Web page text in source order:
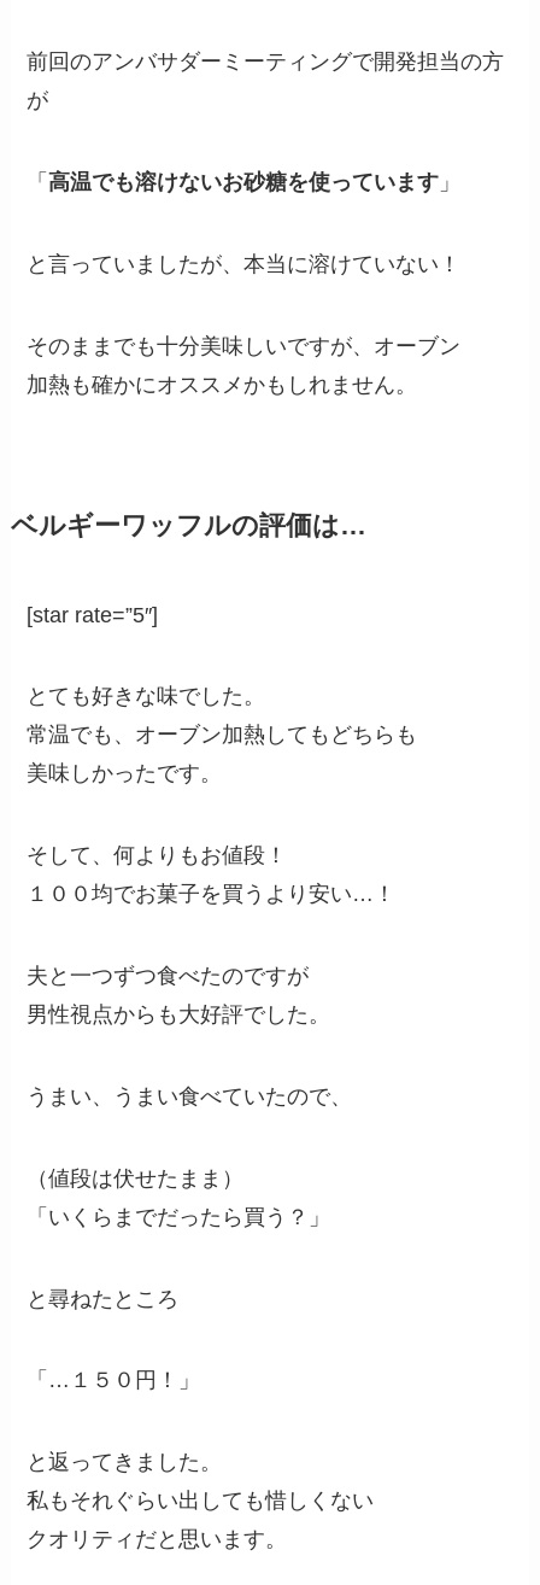
前回のアンバサダーミーティングで開発担当の方
が
「高温でも溶けないお砂糖を使っています 」
と言っていましたが、本当に溶けていない！
そのままでも十分美味しいですが、オーブン
加熱も確かにオススメかもしれません。
ベルギーワッフルの評価は…
[star rate=”5″]
とても好きな味でした。
常温でも、オーブン加熱してもどちらも
美味しかったです。
そして、何よりもお値段！
１００均でお菓子を買うより安い…！
夫と一つずつ食べたのですが
男性視点からも大好評でした。
うまい、うまい食べていたので、
（値段は伏せたまま）
「いくらまでだったら買う？」
と尋ねたところ
「…１５０円！」
と返ってきました。
私もそれぐらい出しても惜しくない
クオリティだと思います。